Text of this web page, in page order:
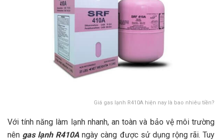
Giá gas lạnh R410A hiện nay là bao nhiêu tiền?
Với tính năng làm lạnh nhanh, an toàn và bảo vệ môi trường
nên gas lạnh R410A ngày càng được sử dụng rộng rãi. Tuy